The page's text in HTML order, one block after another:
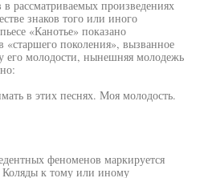
рассматриваемых произведениях
знаков того или иного
«Канотье» показано
«старшего поколения», вызванное
молодости, нынешняя молодежь
в этих песнях. Моя молодость.
феноменов маркируется
к тому или иному